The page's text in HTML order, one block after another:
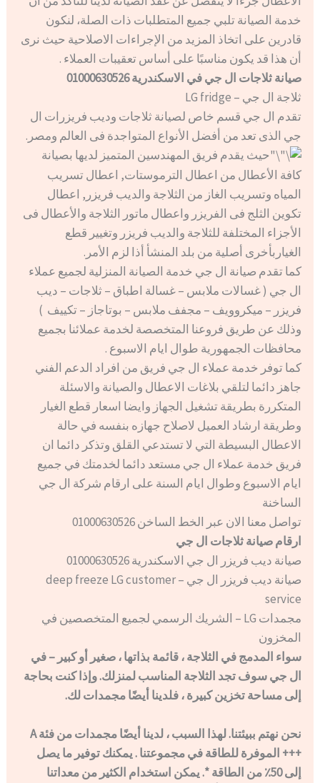
خدمة الصيانة تلبي جميع المتطلبات ذات الصلة، لنكون
قادرين على اتخاذ المزيد من الإجراءات الاصلاحية حيث نرى
أن هذا قد يكون مناسبًا على أساس تعقيبات العملاء​ .
صيانة ثلاجات ال جي في الاسكندرية 01000630526
ثلاجة ال جي – LG fridge
تقدم ال جي قسم خاص لصيانة ثلاجات وديب فريزرات ال
جي الذى تعد من أفضل الأنواع المتواجدة فى العالم ومصر.
حيث يقدم فريق المهندسين المتميز لديها بصيانة
كافة الأعطال من اعطال الترموستات, اعطال تسريب
المياه وتسريب الغاز من الثلاجة والديب فريزر, اعطال
تكوين الثلج فى الفريزر واعطال ماتور الثلاجة والأعطال فى
الأجزاء المختلفة للثلاجة والديب فريزر وتغيير قطع
الغياربأخرى أصلية من بلد المنشأ أذا لزم الأمر.
كما تقدم صيانة ال جي خدمة الصيانة المنزلية لجميع عملاء
ال جي ( غسالات ملابس – غسالة اطباق – ثلاجات – ديب
فريزر – ميكروويف – مجفف ملابس – بوتاجاز – تكييف )
وذلك عن طريق فروعنا المتخصصة لخدمة عملائنا بجميع
محافظات الجمهورية طوال ايام الاسبوع .
كما توفر خدمة عملاء ال جي فريق من افراد الدعم الفني
جاهز دائما لتلقي بلاغات الاعطال والصيانة والاسئلة
المتكررة بطريقة تشغيل الجهاز وايضا اسعار قطع الغيار
وطريقة ارشاد العميل لاصلاح جهازه بنفسه في حالة
الاعطال البسيطة التي لا تستدعي القلق وتذكر دائما ان
فريق خدمة عملاء ال جي مستعد دائما لخدمتك في جميع
ايام الاسبوع وطوال ايام السنة على ارقام شركة ال جي
الساخنة
تواصل معنا الان عبر الخط الساخن 01000630526
ارقام صيانة ثلاجات ال جي
صيانة ديب فريزر ال جي الاسكندرية 01000630526
صيانة ديب فريزر ال جي – deep freeze LG customer
service
مجمدات LG – الشريك الرسمي لجميع المتخصصين في
المخزون
سواء المدمج في الثلاجة ، قائمة بذاتها ، صغير أو كبير – في
ال جي سوف تجد الثلاجة المناسب لمنزلك. وإذا كنت بحاجة
إلى مساحة تخزين كبيرة ، فلدينا أيضًا مجمدات لك.
نحن نهتم ببيئتنا. لهذا السبب ، لدينا أيضًا مجمدات من فئة A
+++ الموفرة للطاقة في مجموعتنا . يمكنك توفير ما يصل
إلى 50٪ من الطاقة *. يمكن استخدام الكثير من معداتنا